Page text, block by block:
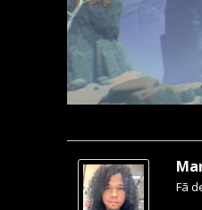
Fã